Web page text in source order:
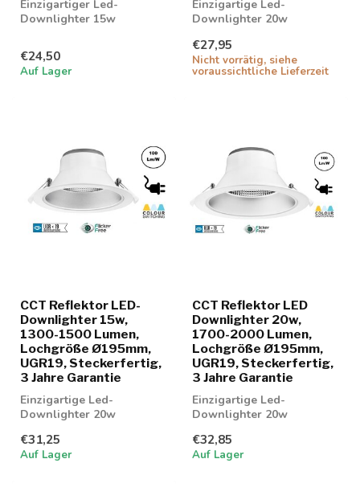
Einzigartiger Led-
Downlighter 15w
Lichtfarben; 3000K, 4000K
und...
€24,50
Auf Lager
Einzigartige Led-
Downlighter 20w
Lichtfarben; 3000K, 4000K
und ...
€27,95
Nicht vorrätig, siehe
voraussichtliche Lieferzeit
CCT Reflektor LED-
Downlighter 15w,
1300-1500 Lumen,
Lochgröße Ø195mm,
UGR19, Steckerfertig,
3 Jahre Garantie
Einzigartige Led-
Downlighter 20w
Lichtfarben; 3000K, 4000K
und ...
€31,25
Auf Lager
CCT Reflektor LED
Downlighter 20w,
1700-2000 Lumen,
Lochgröße Ø195mm,
UGR19, Steckerfertig,
3 Jahre Garantie
Einzigartige Led-
Downlighter 20w
Lichtfarben; 3000K, 4000K
und ...
€32,85
Auf Lager